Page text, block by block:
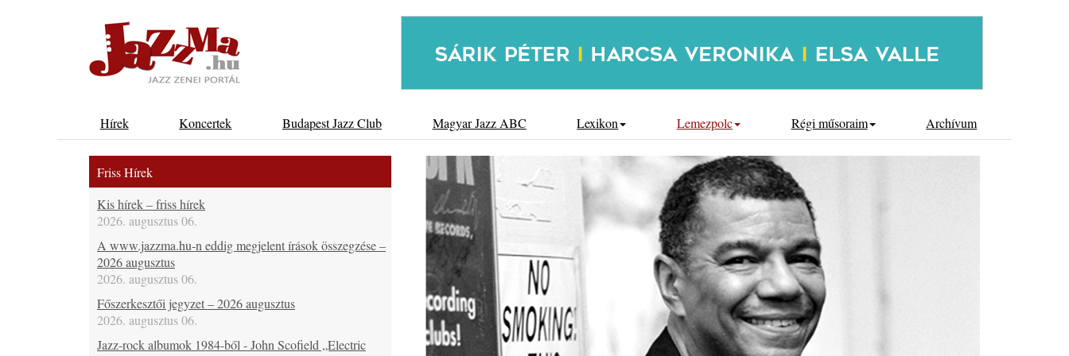
Hírek Koncertek Budapest Jazz Club Magyar Jazz ABC Lexikon Lemezpolc Régi műsoraim Archívum
Friss Hírek
Kis hírek – friss hírek
2026. augusztus 06.
A www.jazzma.hu-n eddig megjelent írások összegzése –
2026 augusztus
2026. augusztus 06.
Főszerkesztői jegyzet – 2026 augusztus
2026. augusztus 06.
Jazz-rock albumok 1984-ből - John Scofield „Electric